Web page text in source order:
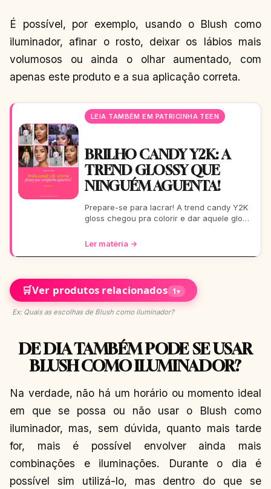
É possível, por exemplo, usando o Blush como
iluminador, afinar o rosto, deixar os lábios mais
volumosos ou ainda o olhar aumentado, com
apenas este produto e a sua aplicação correta.
LEIA TAMBÉM EM PATRICINHA TEEN
BRILHO CANDY Y2K: A
TREND GLOSSY QUE
NINGUÉM AGUENTA!
Prepare-se para lacrar! A trend candy Y2K
gloss chegou pra colorir e dar aquele glow
essa vibe em 9
Ler matéria →
🛒Ver produtos relacionados 1▾
Ex: Quais as escolhas de Blush como iluminador?
DE DIA TAMBÉM PODE SE USAR
BLUSH COMO ILUMINADOR?
Na verdade, não há um horário ou momento ideal
em que se possa ou não usar o Blush como
iluminador, mas, sem dúvida, quanto mais tarde
for, mais é possível envolver ainda mais
combinações e iluminações. Durante o dia é
possível sim utilizá-lo, mas dentro do que se